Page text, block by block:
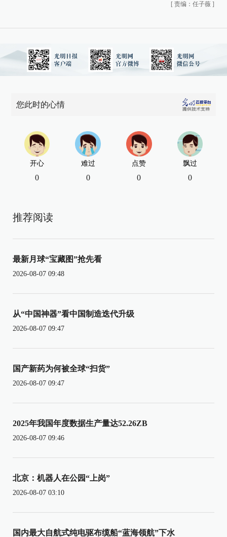
[ 责编：任子薇 ]
您此时的心情
开心
0
难过
0
点赞
0
飘过
0
推荐阅读
最新月球“宝藏图”抢先看
2026-08-07 09:48
从“中国神器”看中国制造迭代升级
2026-08-07 09:47
国产新药为何被全球“扫货”
2026-08-07 09:47
2025年我国年度数据生产量达52.26ZB
2026-08-07 09:46
北京：机器人在公园“上岗”
2026-08-07 03:10
国内最大自航式纯电驱布缆船“蓝海领航”下水